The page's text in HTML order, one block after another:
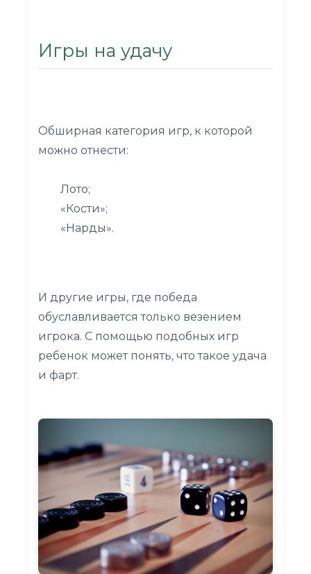
Игры на удачу
Обширная категория игр, к которой
можно отнести:
Лото;
«Кости»;
«Нарды».
И другие игры, где победа
обуславливается только везением
игрока. С помощью подобных игр
ребенок может понять, что такое удача
и фарт.